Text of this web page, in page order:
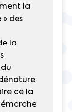
la
» des
la
de la